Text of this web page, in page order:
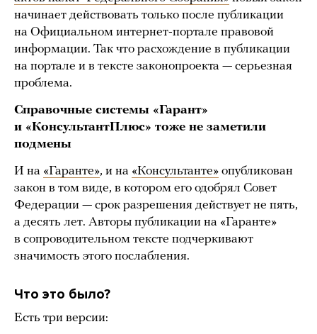
начинает действовать только после публикации
на Официальном интернет-портале правовой
информации. Так что расхождение в публикации
на портале и в тексте законопроекта — серьезная
проблема.
Справочные системы «Гарант»
и «КонсультантПлюс» тоже не заметили
подмены
И на «Гаранте», и на «Консультанте» опубликован
закон в том виде, в котором его одобрял Совет
Федерации — срок разрешения действует не пять,
а десять лет. Авторы публикации на «Гаранте»
в сопроводительном тексте подчеркивают
значимость этого послабления.
Что это было?
Есть три версии: